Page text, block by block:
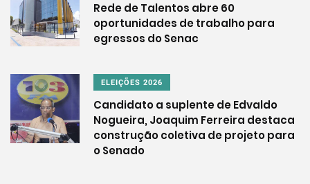
Rede de Talentos abre 60
oportunidades de trabalho para
egressos do Senac
ELEIÇÕES 2026
Candidato a suplente de Edvaldo
Nogueira, Joaquim Ferreira destaca
construção coletiva de projeto para
o Senado